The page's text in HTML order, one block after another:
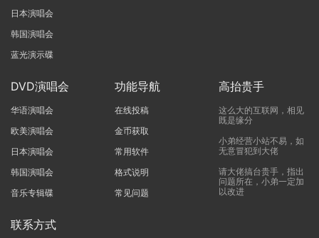
日本演唱会
韩国演唱会
蓝光演示碟
DVD演唱会
华语演唱会
欧美演唱会
日本演唱会
韩国演唱会
音乐专辑碟
功能导航
在线投稿
金币获取
常用软件
格式说明
常见问题
高抬贵手
这么大的互联网，相见
既是缘分
小弟经营小站不易，如
无意冒犯到大佬
请大佬搞台贵手，指出
问题所在，小弟一定加
以改进
联系方式